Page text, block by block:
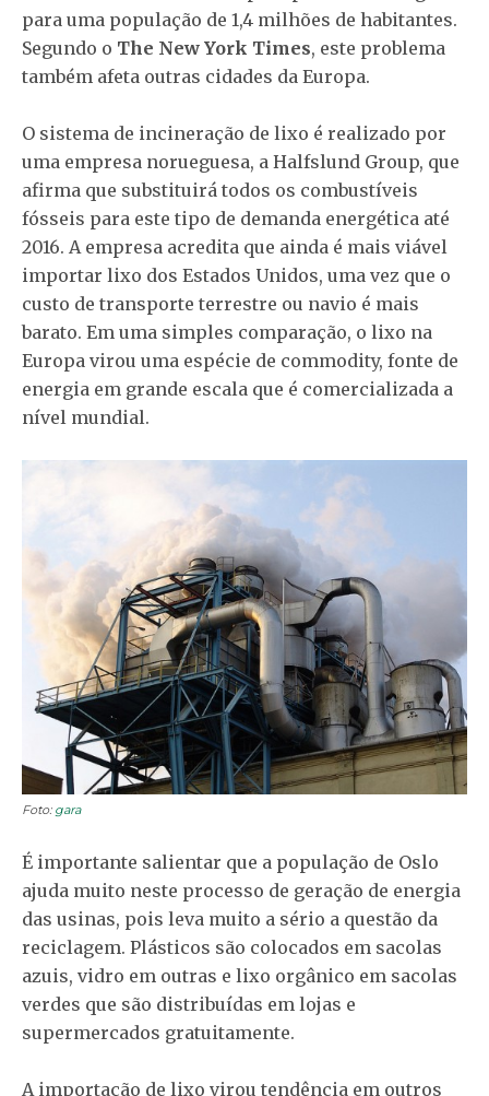
para uma população de 1,4 milhões de habitantes.
Segundo o The New York Times, este problema
também afeta outras cidades da Europa.
O sistema de incineração de lixo é realizado por
uma empresa norueguesa, a Halfslund Group, que
afirma que substituirá todos os combustíveis
fósseis para este tipo de demanda energética até
2016. A empresa acredita que ainda é mais viável
importar lixo dos Estados Unidos, uma vez que o
custo de transporte terrestre ou navio é mais
barato. Em uma simples comparação, o lixo na
Europa virou uma espécie de commodity, fonte de
energia em grande escala que é comercializada a
nível mundial.
Foto: gara
É importante salientar que a população de Oslo
ajuda muito neste processo de geração de energia
das usinas, pois leva muito a sério a questão da
reciclagem. Plásticos são colocados em sacolas
azuis, vidro em outras e lixo orgânico em sacolas
verdes que são distribuídas em lojas e
supermercados gratuitamente.
A importação de lixo virou tendência em outros